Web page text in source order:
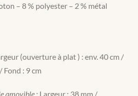
– 8 % polyester – 2 % métal
(ouverture à plat ) : env. 40 cm /
Fond : 9 cm
amovible : Largeur : 38 mm /